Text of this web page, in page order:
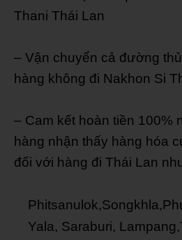
Thani Thái Lan
– Vận chuyển cả đường
hàng không đi Nakhon Si
– Cam kết hoàn tiền 100%
hàng nhận thấy hàng hóa
đối với hàng đi Thái Lan
Yala, Saraburi,